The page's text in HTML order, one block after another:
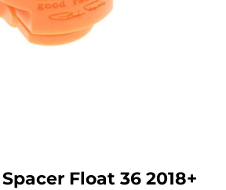
Float 36 2018+